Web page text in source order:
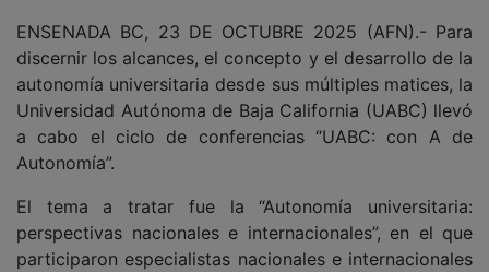
ENSENADA BC, 23 DE OCTUBRE 2025 (AFN).- Para
discernir los alcances, el concepto y el desarrollo de la
autonomía universitaria desde sus múltiples matices, la
Universidad Autónoma de Baja California (UABC) llevó
a cabo el ciclo de conferencias “UABC: con A de
Autonomía”.
El tema a tratar fue la “Autonomía universitaria:
perspectivas nacionales e internacionales”, en el que
participaron especialistas nacionales e internacionales